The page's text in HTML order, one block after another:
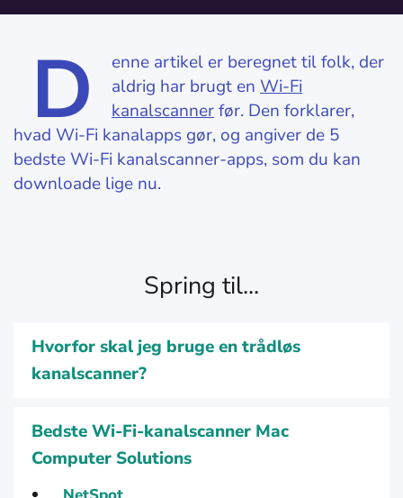
D
enne artikel er beregnet til folk, der
aldrig har brugt en Wi-Fi
kanalscannerfør. Den forklarer,
hvad Wi-Fi kanalapps gør, og angiver de 5
bedste Wi-Fi kanalscanner-apps, som du kan
downloade lige nu.
Spring til...
Hvorfor skal jeg bruge en trådløs
kanalscanner?
Bedste Wi-Fi-kanalscanner Mac
Computer Solutions